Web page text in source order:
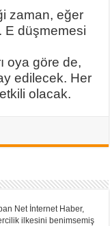
zaman, eğer
E düşmemesi
oya göre de,
edilecek. Her
olacak.
Net İnternet Haber,
ilkesini benimsemiş